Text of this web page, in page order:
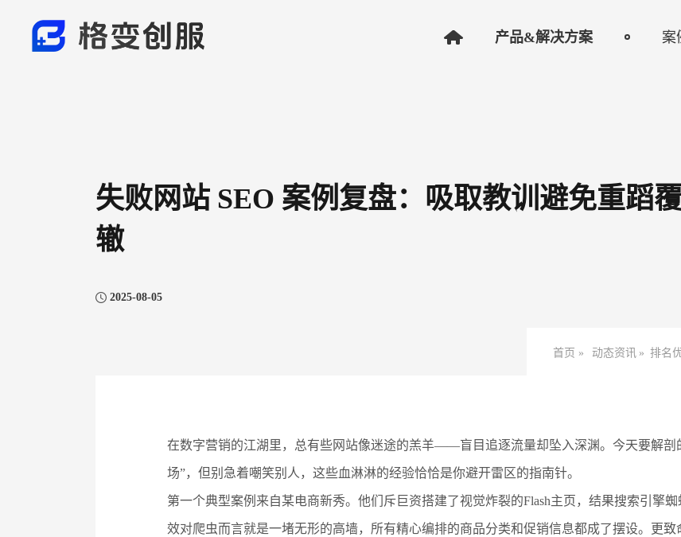
产品&解决方案 案
失败网站 SEO 案例复盘：吸取教训避免重蹈
辙​
2025-08-05
首页 » 动态资讯 » 排名
在数字营销的江湖里，总有些网站像迷途的羔羊——盲目追逐流量却坠入深渊。今天要解剖
场”，但别急着嘲笑别人，这些血淋淋的经验恰恰是你避开雷区的指南针。
第一个典型案例来自某电商新秀。他们斥巨资搭建了视觉炸裂的Flash主页，结果搜索引擎
效对爬虫而言就是一堵无形的高墙，所有精心编排的商品分类和促销信息都成了摆设。更